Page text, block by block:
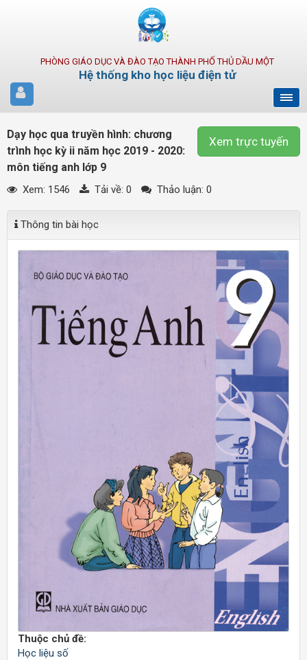
PHÒNG GIÁO DỤC VÀ ĐÀO TẠO THÀNH PHỐ THỦ DẦU MỘT
Hệ thống kho học liệu điện tử
Xem trực tuyến
Dạy học qua truyền hình: chương
trình học kỳ ii năm học 2019 - 2020:
môn tiếng anh lớp 9
Xem: 1546 Tải về: 0 Thảo luận: 0
Thông tin bài học
Thuộc chủ đề:
Học liệu số